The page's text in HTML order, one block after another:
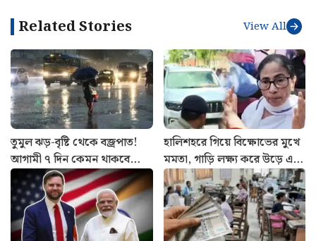
অম্বুজা সিমেন্ট এই কোম্পানির ৫০ শতাংশেরও বেশি শেয়ার
ধারণ করে। উল্লেখ্য যে, আদানি সিমেন্ট দেশের দ্বিতীয় বৃহত্তম
সিমেন্ট কোম্পানি। তবে, আয়কর বিভাগের নোটিসগুলি এমন
সময়ের, যখন এই কোম্পানিটি আদানি গ্রুপের (Adani
Group) অংশ ছিল না।
Related Stories View All